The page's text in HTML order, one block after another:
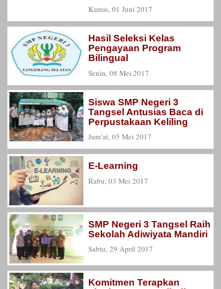
Kamis, 01 Juni 2017
Hasil Seleksi Kelas
Pengayaan Program
Bilingual
Senin, 08 Mei 2017
Siswa SMP Negeri 3
Tangsel Antusias Baca di
Perpustakaan Keliling
Jum'at, 05 Mei 2017
E-Learning
Rabu, 03 Mei 2017
SMP Negeri 3 Tangsel Raih
Sekolah Adiwiyata Mandiri
Sabtu, 29 April 2017
Komitmen Terapkan